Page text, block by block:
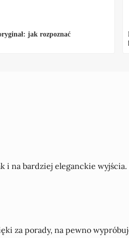
jak rozpoznać
na bardziej eleganckie
za porady, na pewno